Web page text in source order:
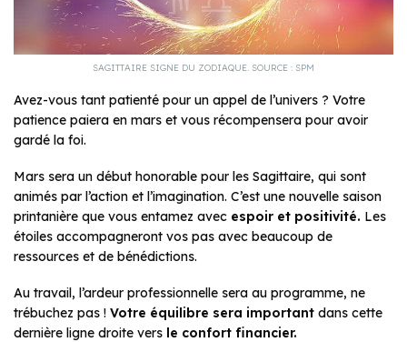
SAGITTAIRE SIGNE DU ZODIAQUE. SOURCE : SPM
Avez-vous tant patienté pour un appel de l’univers ? Votre
patience paiera en mars et vous récompensera pour avoir
gardé la foi.
Mars sera un début honorable pour les Sagittaire, qui sont
animés par l’action et l’imagination. C’est une nouvelle saison
printanière que vous entamez avec espoir et positivité. Les
étoiles accompagneront vos pas avec beaucoup de
ressources et de bénédictions.
Au travail, l’ardeur professionnelle sera au programme, ne
trébuchez pas ! Votre équilibre sera important dans cette
dernière ligne droite vers le confort financier.